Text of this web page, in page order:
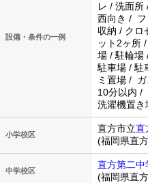
設備・条件の一例
レ / 洗面
西向き / フ
収納 / クロ
ット2ヶ所
場 / 駐輪場
駐車場 / 駐
ミ置場 /
10分以内 /
洗濯機置き
小学校区
直方市立直
(福岡県直
中学校区
直方第二中
(福岡県直